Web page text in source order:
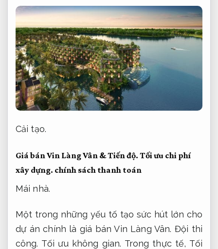
Cải tạo.
Giá bán Vin Làng Vân &Tiến độ. Tối ưu chi phí
xây dựng. chính sách thanh toán
Mái nhà.
Một trong những yếu tố tạo sức hút lớn cho
dự án chính là giá bán Vin Làng Vân. Đội thi
công. Tối ưu không gian. Trong thực tế, Tối